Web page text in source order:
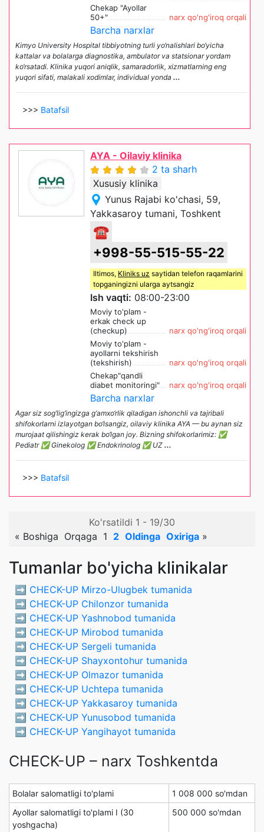
Chekap "Ayollar
50+"
narx qo'ng'iroq orqali
Barcha narxlar
Kimyo University Hospital tibbiyotning turli yo‘nalishlari bo‘yicha
kattalar va bolalarga diagnostika, ambulator va statsionar yordam
ko‘rsatadi. Klinika yuqori aniqlik, samaradorlik, xizmatlarning eng
yuqori sifati, malakali xodimlar, individual yonda ...
>>> Batafsil
AYA - Oilaviy klinika
2 ta sharh
Xususiy klinika
Yunus Rajabi ko'chasi, 59,
Yakkasaroy tumani, Toshkent
☎
+998-55-515-55-22
Iltimos, Kliniks uz saytidan telefon raqamlarini
topganingizni ularga aytsangiz
Ish vaqti: 08:00-23:00
Moviy to'plam -
erkak check up
(checkup)
narx qo'ng'iroq orqali
Moviy to'plam -
ayollarni tekshirish
(tekshirish)
narx qo'ng'iroq orqali
Chekap"qandli
diabet monitoringi"
narx qo'ng'iroq orqali
Barcha narxlar
Agar siz sog‘lig‘ingizga g‘amxo‘rlik qiladigan ishonchli va tajribali
shifokorlarni izlayotgan bo‘lsangiz, oilaviy klinika AYA — bu aynan siz
murojaat qilishingiz kerak bo‘lgan joy. Bizning shifokorlarimiz: ✅
Pediatr ✅ Ginekolog ✅ Endokrinolog ✅ UZ ...
>>> Batafsil
Ko'rsatildi 1 - 19/30
« Boshiga Orqaga 1 2 Oldinga Oxiriga »
Tumanlar bo'yicha klinikalar
➡️ CHECK-UP Mirzo-Ulugbek tumanida
➡️ CHECK-UP Chilonzor tumanida
➡️ CHECK-UP Yashnobod tumanida
➡️ CHECK-UP Mirobod tumanida
➡️ CHECK-UP Sergeli tumanida
➡️ CHECK-UP Shayxontohur tumanida
➡️ CHECK-UP Olmazor tumanida
➡️ CHECK-UP Uchtepa tumanida
➡️ CHECK-UP Yakkasaroy tumanida
➡️ CHECK-UP Yunusobod tumanida
➡️ CHECK-UP Yangihayot tumanida
CHECK-UP – narx Toshkentda
Bolalar salomatligi to'plami
1 008 000 so'mdan
Ayollar salomatligi to'plami I (30
yoshgacha)
500 000 so'mdan